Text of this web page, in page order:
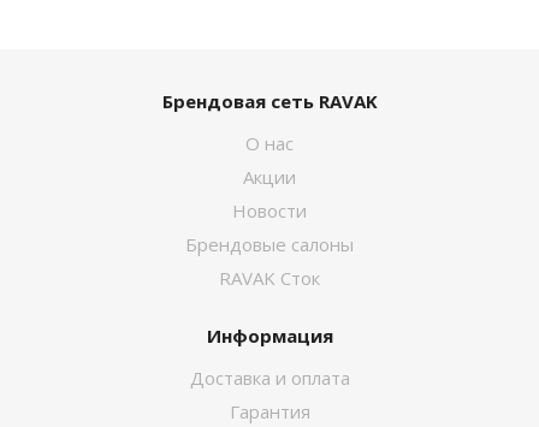
Брендовая сеть RAVAK
О нас
Акции
Новости
Брендовые салоны
RAVAK Сток
Информация
Доставка и оплата
Гарантия